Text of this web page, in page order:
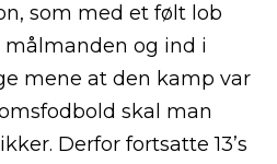
som med et følt lob
målmanden og ind i
mene at den kamp var
skal man
Derfor fortsatte 13’s